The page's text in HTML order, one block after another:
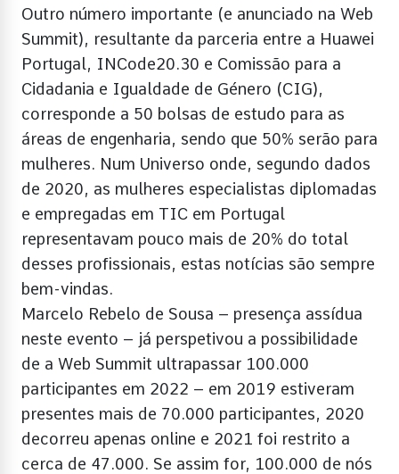
Outro número importante (e anunciado na Web
Summit), resultante da parceria entre a Huawei
Portugal, INCode20.30 e Comissão para a
Cidadania e Igualdade de Género (CIG),
corresponde a 50 bolsas de estudo para as
áreas de engenharia, sendo que 50% serão para
mulheres. Num Universo onde, segundo dados
de 2020, as mulheres especialistas diplomadas
e empregadas em TIC em Portugal
representavam pouco mais de 20% do total
desses profissionais, estas notícias são sempre
bem-vindas.
Marcelo Rebelo de Sousa – presença assídua
neste evento – já perspetivou a possibilidade
de a Web Summit ultrapassar 100.000
participantes em 2022 – em 2019 estiveram
presentes mais de 70.000 participantes, 2020
decorreu apenas online e 2021 foi restrito a
cerca de 47.000. Se assim for, 100.000 de nós